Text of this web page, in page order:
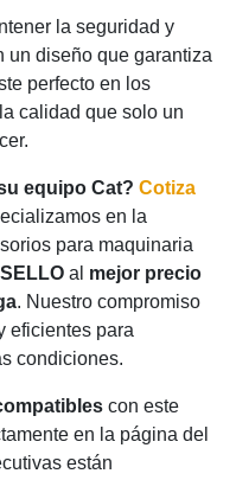
la seguridad y
un diseño que garantiza
perfecto en los
calidad que solo un
equipo Cat? Cotiza
en la
para maquinaria
al mejor precio
. Nuestro compromiso
eficientes para
condiciones.
con este
en la página del
están